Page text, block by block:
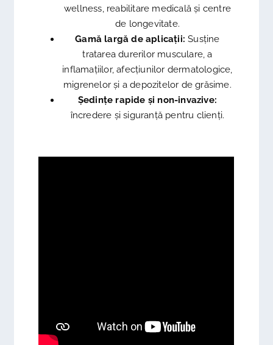
wellness, reabilitare medicală și centre
de longevitate.
Gamă largă de aplicații: Susține
tratarea durerilor musculare, a
inflamațiilor, afecțiunilor dermatologice,
migrenelor și a depozitelor de grăsime.
Ședințe rapide și non-invazive:
încredere și siguranță pentru clienți.